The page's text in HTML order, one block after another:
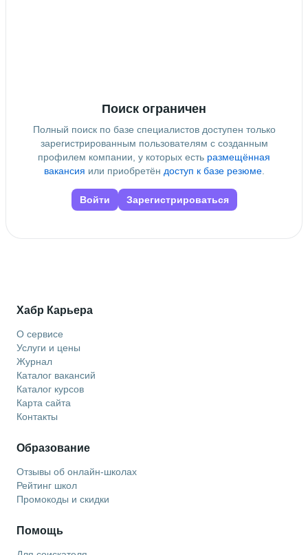
Поиск ограничен
Полный поиск по базе специалистов доступен только
зарегистрированным пользователям с созданным
профилем компании, у которых есть размещённая
вакансия или приобретён доступ к базе резюме.
Войти Зарегистрироваться
Хабр Карьера
О сервисе
Услуги и цены
Журнал
Каталог вакансий
Каталог курсов
Карта сайта
Контакты
Образование
Отзывы об онлайн-школах
Рейтинг школ
Промокоды и скидки
Помощь